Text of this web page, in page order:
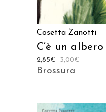
Cosetta Zanotti
C’è un albero
3,00€
2,85€
Brossura